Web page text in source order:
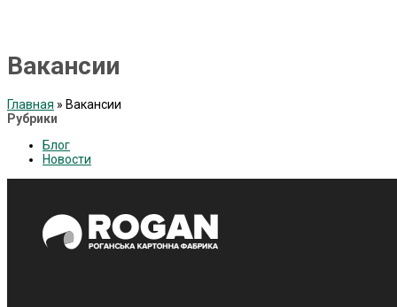
Вакансии
Главная » Вакансии
Рубрики
Блог
Новости